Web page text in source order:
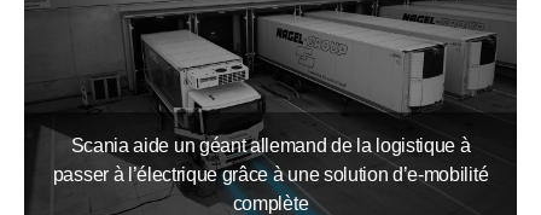
Scania aide un géant allemand de la logistique à
passer à l’électrique grâce à une solution d’e-mobilité
complète